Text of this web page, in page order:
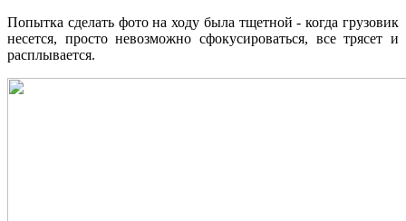
Попытка сделать фото на ходу была тщетной - когда грузовик
несется, просто невозможно сфокусироваться, все трясет и
расплывается.